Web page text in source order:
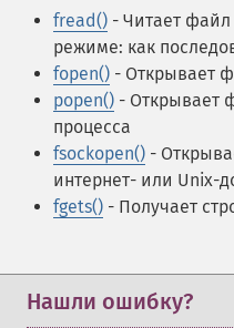
fread() - Читает
режиме: как
fopen() - Открывает
popen() - Открывает
процесса
fsockopen() -
интернет- или Unix-
fgets() - Получает
Нашли ошибку?